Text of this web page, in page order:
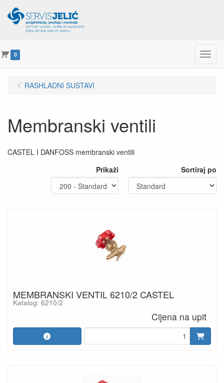
0 Menu
RASHLADNI SUSTAVI
Membranski ventili
CASTEL I DANFOSS membranski ventili
Prikaži
Sortiraj po
MEMBRANSKI VENTIL 6210/2 CASTEL
Katalog: 6210/2
Cijena na upit